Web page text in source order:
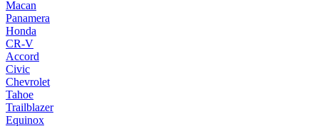
Macan
Panamera
Honda
CR-V
Accord
Civic
Chevrolet
Tahoe
Trailblazer
Equinox